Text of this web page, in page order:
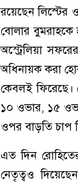
রয়েছেন লিস্টের
বোলার বুমরাহকে
অস্ট্রেলিয়া
অধিনায়ক করা
কেবলই ফিরেছে।
১০ ওভার, ১৫
ওপর বাড়তি চাপ
এত দিন
নেতৃত্বও